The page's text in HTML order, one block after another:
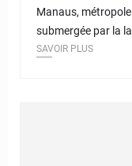
Manaus,
submergée par la
SAVOIR PLUS